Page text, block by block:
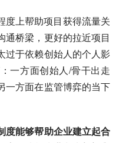
度上帮助项目获得流量关
通桥梁，更好的拉近项目
过于依赖创始人的个人影
一方面创始人/骨干出走
一方面在监管博弈的当下
度能够帮助企业建立起合